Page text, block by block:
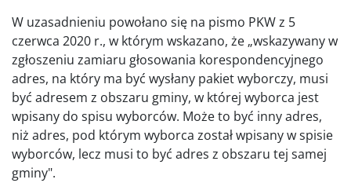
W uzasadnieniu powołano się na pismo PKW z 5
czerwca 2020 r., w którym wskazano, że „wskazywany w
zgłoszeniu zamiaru głosowania korespondencyjnego
adres, na który ma być wysłany pakiet wyborczy, musi
być adresem z obszaru gminy, w której wyborca jest
wpisany do spisu wyborców. Może to być inny adres,
niż adres, pod którym wyborca został wpisany w spisie
wyborców, lecz musi to być adres z obszaru tej samej
gminy".